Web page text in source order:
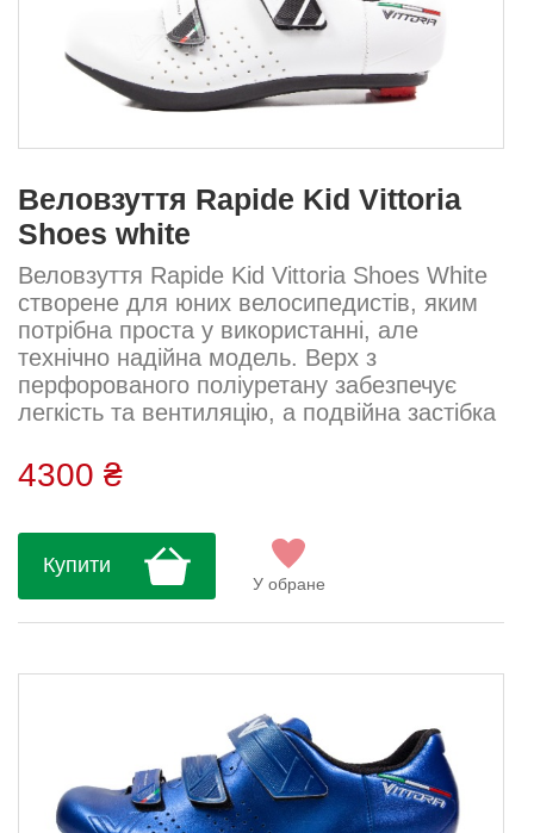
Веловзуття Rapide Kid Vittoria
Shoes white
Веловзуття Rapide Kid Vittoria Shoes White
створене для юних велосипедистів, яким
потрібна проста у використанні, але
технічно надійна модель. Верх з
перфорованого поліуретану забезпечує
легкість та вентиляцію, а подвійна застібка
прилягання до стопи. Нейлонова підошва
дарує правильний баланс між комфортом і
зусиль. Система закриття: подвійний
ремінь Підошва: нейлон Верх:
перфорований поліуретан Вага: 200 г Ро...
4300 ₴
Купити
У обране